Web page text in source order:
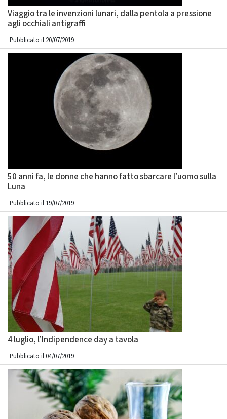
Viaggio tra le invenzioni lunari, dalla pentola a pressione
agli occhiali antigraffi
Pubblicato il 20/07/2019
50 anni fa, le donne che hanno fatto sbarcare l’uomo sulla
Luna
Pubblicato il 19/07/2019
4 luglio, l’Indipendence day a tavola
Pubblicato il 04/07/2019